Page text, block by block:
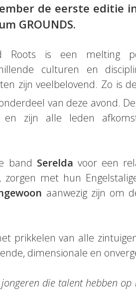
de eerste editie
GROUNDS.
Roots is een melting
culturen en
zijn veelbelovend. Zo is
van deze avond.
en zijn alle leden
band Serelda voor een
met hun
aanwezig zijn om
prikkelen van alle
dimensionale en
die talent hebben op